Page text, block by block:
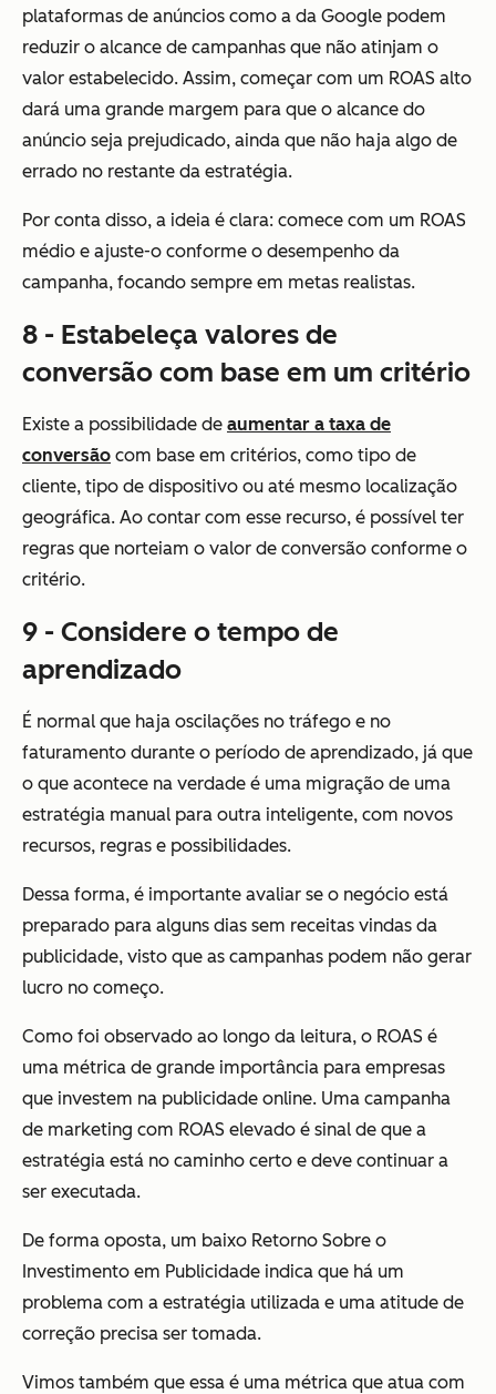
plataformas de anúncios como a da Google podem
reduzir o alcance de campanhas que não atinjam o
valor estabelecido. Assim, começar com um ROAS alto
dará uma grande margem para que o alcance do
anúncio seja prejudicado, ainda que não haja algo de
errado no restante da estratégia.
Por conta disso, a ideia é clara: comece com um ROAS
médio e ajuste-o conforme o desempenho da
campanha, focando sempre em metas realistas.
8 - Estabeleça valores de
conversão com base em um critério
Existe a possibilidade de aumentar a taxa de
conversão com base em critérios, como tipo de
cliente, tipo de dispositivo ou até mesmo localização
geográfica. Ao contar com esse recurso, é possível ter
regras que norteiam o valor de conversão conforme o
critério.
9 - Considere o tempo de
aprendizado
É normal que haja oscilações no tráfego e no
faturamento durante o período de aprendizado, já que
o que acontece na verdade é uma migração de uma
estratégia manual para outra inteligente, com novos
recursos, regras e possibilidades.
Dessa forma, é importante avaliar se o negócio está
preparado para alguns dias sem receitas vindas da
publicidade, visto que as campanhas podem não gerar
lucro no começo.
Como foi observado ao longo da leitura, o ROAS é
uma métrica de grande importância para empresas
que investem na publicidade online. Uma campanha
de marketing com ROAS elevado é sinal de que a
estratégia está no caminho certo e deve continuar a
ser executada.
De forma oposta, um baixo Retorno Sobre o
Investimento em Publicidade indica que há um
problema com a estratégia utilizada e uma atitude de
correção precisa ser tomada.
Vimos também que essa é uma métrica que atua com